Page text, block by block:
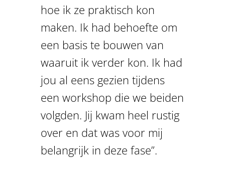
hoe ik ze praktisch kon
maken. Ik had behoefte om
een basis te bouwen van
waaruit ik verder kon. Ik had
jou al eens gezien tijdens
een workshop die we beiden
volgden. Jij kwam heel rustig
over en dat was voor mij
belangrijk in deze fase”.